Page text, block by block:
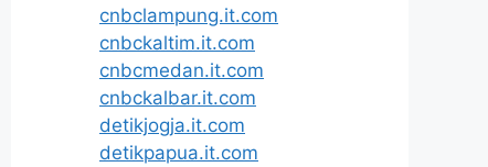
cnbclampung.it.com
cnbckaltim.it.com
cnbcmedan.it.com
cnbckalbar.it.com
detikjogja.it.com
detikpapua.it.com